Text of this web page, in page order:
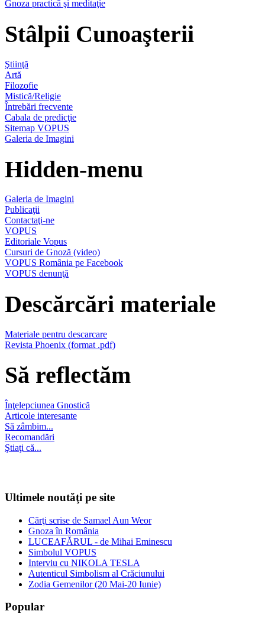
Gnoza practică şi meditaţie
Stâlpii Cunoaşterii
Ştiinţă
Artă
Filozofie
Mistică/Religie
Întrebări frecvente
Cabala de predicţie
Sitemap VOPUS
Galeria de Imagini
Hidden-menu
Galeria de Imagini
Publicaţii
Contactaţi-ne
VOPUS
Editoriale Vopus
Cursuri de Gnoză (video)
VOPUS România pe Facebook
VOPUS denunţă
Descărcări materiale
Materiale pentru descarcare
Revista Phoenix (format .pdf)
Să reflectăm
Înţelepciunea Gnostică
Articole interesante
Să zâmbim...
Recomandări
Ştiaţi că...
Ultimele noutăţi pe site
Cărţi scrise de Samael Aun Weor
Gnoza în România
LUCEAFĂRUL - de Mihai Eminescu
Simbolul VOPUS
Interviu cu NIKOLA TESLA
Autenticul Simbolism al Crăciunului
Zodia Gemenilor (20 Mai-20 Iunie)
Popular